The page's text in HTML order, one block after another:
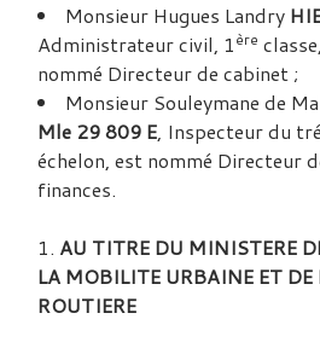
Monsieur Hugues Landry
Administrateur civil, 1ère
nommé Directeur de cabinet ;
Monsieur Souleymane de
Mle 29 809 E, Inspecteur du
échelon, est nommé Directeur
finances.
AU TITRE DU MINISTERE
LA MOBILITE URBAINE ET DE
ROUTIERE